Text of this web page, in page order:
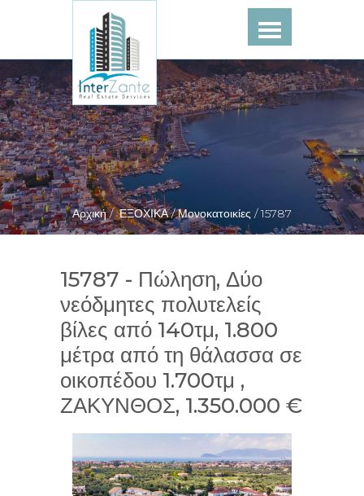
Αρχική / ΕΞΟΧΙΚΑ /Μονοκατοικίες /15787
15787 - Πώληση, Δύο
νεόδμητες πολυτελείς
βίλες από 140τμ, 1.800
μέτρα από τη θάλασσα σε
οικοπέδου 1.700τμ ,
ΖΑΚΥΝΘΟΣ, 1.350.000 €